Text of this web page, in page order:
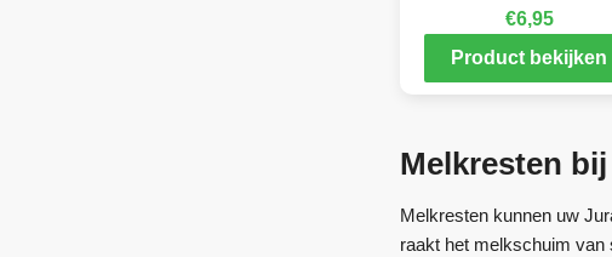
€6,95
Product bekijken
Melkresten
Melkresten kunnen uw
raakt het melkschuim van